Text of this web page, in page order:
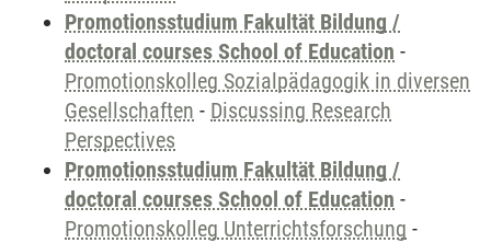
Promotionsstudium Fakultät Bildung /
doctoral courses School of Education -
Promotionskolleg Sozialpädagogik in diversen
Gesellschaften - Discussing Research
Perspectives
Promotionsstudium Fakultät Bildung /
doctoral courses School of Education -
Promotionskolleg Unterrichtsforschung -